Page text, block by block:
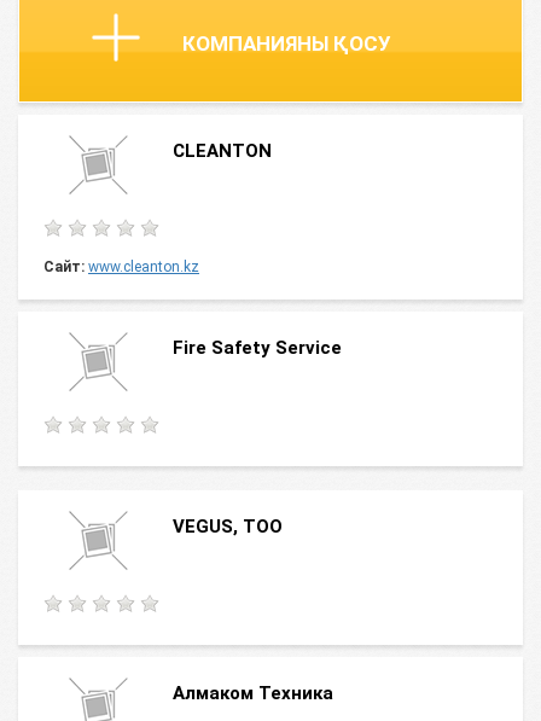
КОМПАНИЯНЫ ҚОСУ
CLEANTON
Сайт: www.cleanton.kz
Fire Safety Service
VEGUS, ТОО
Алмаком Техника